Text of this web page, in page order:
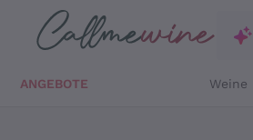
Zum Hauptinhalt springen
ANGEBOTE Weine